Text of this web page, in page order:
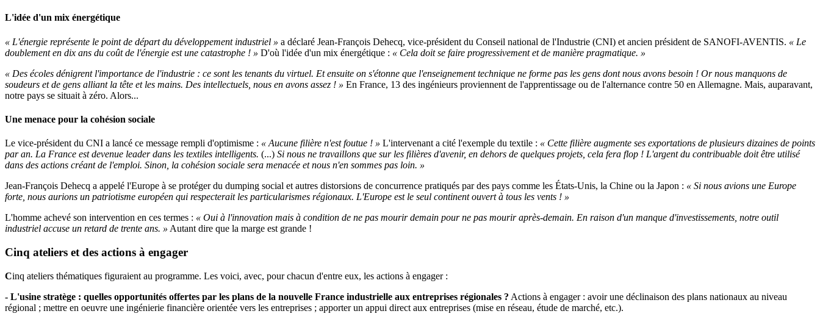
L'idée d'un mix énergétique
« L'énergie représente le point de départ du développement industriel » a déclaré Jean-François Dehecq, vice-président du Conseil national de l'Industrie (CNI) et ancien président de SANOFI-AVENTIS. « Le
doublement en dix ans du coût de l'énergie est une catastrophe ! » D'où l'idée d'un mix énergétique : « Cela doit se faire progressivement et de manière pragmatique. »
« Des écoles dénigrent l'importance de l'industrie : ce sont les tenants du virtuel. Et ensuite on s'étonne que l'enseignement technique ne forme pas les gens dont nous avons besoin ! Or nous manquons de
soudeurs et de gens alliant la tête et les mains. Des intellectuels, nous en avons assez ! » En France, 13 des ingénieurs proviennent de l'apprentissage ou de l'alternance contre 50 en Allemagne. Mais, auparavant,
notre pays se situait à zéro. Alors...
Une menace pour la cohésion sociale
Le vice-président du CNI a lancé ce message rempli d'optimisme : « Aucune filière n'est foutue ! » L'intervenant a cité l'exemple du textile : « Cette filière augmente ses exportations de plusieurs dizaines de points
par an. La France est devenue leader dans les textiles intelligents. (...) Si nous ne travaillons que sur les filières d'avenir, en dehors de quelques projets, cela fera flop ! L'argent du contribuable doit être utilisé
dans des actions créant de l'emploi. Sinon, la cohésion sociale sera menacée et nous n'en sommes pas loin. »
Jean-François Dehecq a appelé l'Europe à se protéger du dumping social et autres distorsions de concurrence pratiqués par des pays comme les États-Unis, la Chine ou la Japon : « Si nous avions une Europe
forte, nous aurions un patriotisme européen qui respecterait les particularismes régionaux. L'Europe est le seul continent ouvert à tous les vents ! »
L'homme achevé son intervention en ces termes : « Oui à l'innovation mais à condition de ne pas mourir demain pour ne pas mourir après-demain. En raison d'un manque d'investissements, notre outil
industriel accuse un retard de trente ans. » Autant dire que la marge est grande !
Cinq ateliers et des actions à engager
Cinq ateliers thématiques figuraient au programme. Les voici, avec, pour chacun d'entre eux, les actions à engager :
- L'usine stratège : quelles opportunités offertes par les plans de la nouvelle France industrielle aux entreprises régionales ? Actions à engager : avoir une déclinaison des plans nationaux au niveau
régional ; mettre en oeuvre une ingénierie financière orientée vers les entreprises ; apporter un appui direct aux entreprises (mise en réseau, étude de marché, etc.).